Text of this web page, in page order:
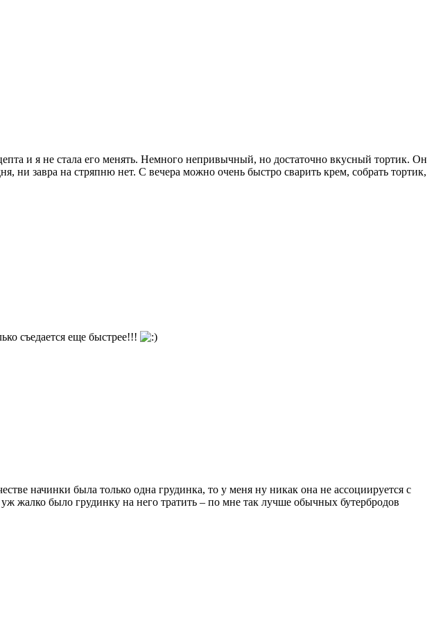
и я не стала его менять. Немного непривычный, но достаточно вкусный тортик. Он
ни завра на стряпню нет. С вечера можно очень быстро сварить крем, собрать тортик,
съедается еще быстрее!!!
начинки была только одна грудинка, то у меня ну никак она не ассоциируется с
жалко было грудинку на него тратить – по мне так лучше обычных бутербродов